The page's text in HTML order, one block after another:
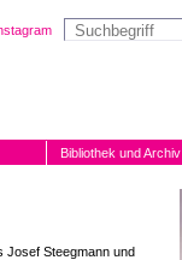
Bibliothek und Archiv
Josef Steegmann und